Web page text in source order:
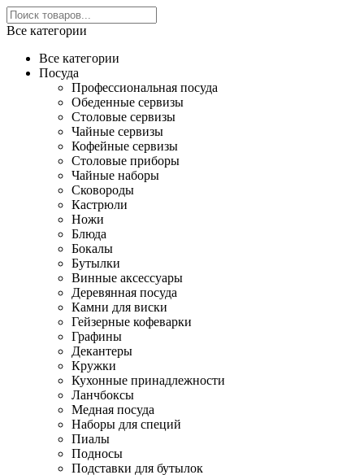
Все категории
Все категории
Посуда
Профессиональная посуда
Обеденные сервизы
Столовые сервизы
Чайные сервизы
Кофейные сервизы
Столовые приборы
Чайные наборы
Сковороды
Кастрюли
Ножи
Блюда
Бокалы
Бутылки
Винные аксессуары
Деревянная посуда
Камни для виски
Гейзерные кофеварки
Графины
Декантеры
Кружки
Кухонные принадлежности
Ланчбоксы
Медная посуда
Наборы для специй
Пиалы
Подносы
Подставки для бутылок